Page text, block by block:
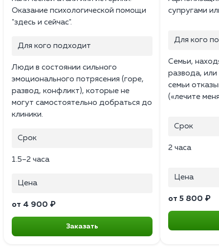
Оказание психологической помощи
"здесь и сейчас".
Для кого подходит
Люди в состоянии сильного
эмоционального потрясения (горе,
развод, конфликт), которые не
могут самостоятельно добраться до
клиники.
Срок
1.5–2 часа
Цена
от 4 900 ₽
Заказать
супругами
Для кого
Семьи,
развода, или
семьи
(«лечите
Срок
2 часа
Цена
от 5 800 ₽